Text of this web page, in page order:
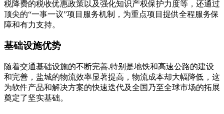
税降费的税收优惠政策以及强化知识产权保护力度等，还通过
顶尖的“一事一议”项目服务机制，为重点项目提供全程服务保
障和有力支持。
基础设施优势
随着交通基础设施的不断完善,特别是地铁和高速公路的建设
和完善，盐城的物流效率显著提高，物流成本却大幅降低，这
为软件产品和解决方案的快速迭代及全国乃至全球市场的拓展
奠定了坚实基础。